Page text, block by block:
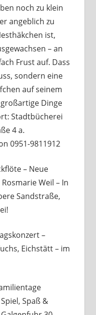
noch zu klein
angeblich zu
ist,
– an
Frust auf. Dass
sondern eine
auf seinem
Dinge
Stadtbücherei
4 a.
0951-9811912
– Neue
Weil – In
Sandstraße,
–
Eichstätt – im
Spaß &